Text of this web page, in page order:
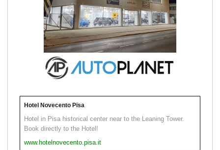
Hotel Novecento Pisa
Hotel in Pisa historical center near to the Leaning Tower.
Book directly to the Hotel!
www.hotelnovecento.pisa.it